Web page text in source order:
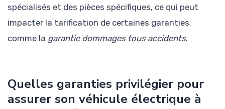
spécialisés et des pièces spécifiques, ce qui peut
impacter la tarification de certaines garanties
comme la garantie dommages tous accidents.
Quelles garanties privilégier pour
assurer son véhicule électrique à